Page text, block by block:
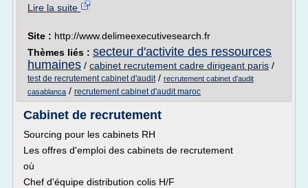
Lire la suite
Site : http://www.delimeexecutivesearch.fr
Thèmes liés : secteur d'activite des ressources
humaines / cabinet recrutement cadre dirigeant paris /
test de recrutement cabinet d'audit/ recrutement cabinet d'audit
casablanca / recrutement cabinet d'audit maroc
Cabinet de recrutement
Sourcing pour les cabinets RH
Les offres d'emploi des cabinets de recrutement
où
Chef d'équipe distribution colis H/F